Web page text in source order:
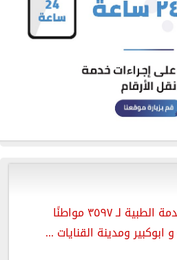
تقديم الخدمة الطبية لـ ٣٥٩٧ مواطنًا
ابوكبير ومدينة القنايات ...